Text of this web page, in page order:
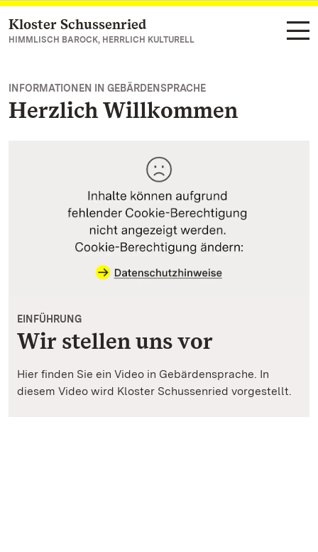
Zum Hauptinhalt springen
Kloster Schussenried
HIMMLISCH BAROCK, HERRLICH KULTURELL
INFORMATIONEN IN GEBÄRDENSPRACHE
Herzlich Willkommen
Wir stellen uns vor
EINFÜHRUNG
Hier finden Sie ein Video in Gebärdensprache. In
diesem Video wird Kloster Schussenried vorgestellt.